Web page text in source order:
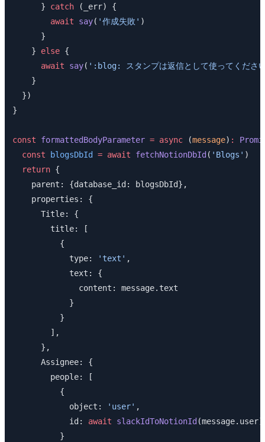
      }
catch (_err) {
        await
say( '作成失敗' )
      }
    }
else {
      await
say( ':blog: スタンプは返信として使ってくださ
    }
  })
}
const formattedBodyParameter = async (message) :
  const
blogsDbId = await fetchNotionDbId ( 'Blogs' )
  return
{
    parent: {database_id: blogsDbId},
    properties: {
      Title: {
        title: [
          {
            type:
'text' ,
            text: {
              content: message.text
            }
          }
        ],
      },
      Assignee: {
        people: [
          {
            object:
'user' ,
            id:
await slackIdToNotionId (message.user)
          }